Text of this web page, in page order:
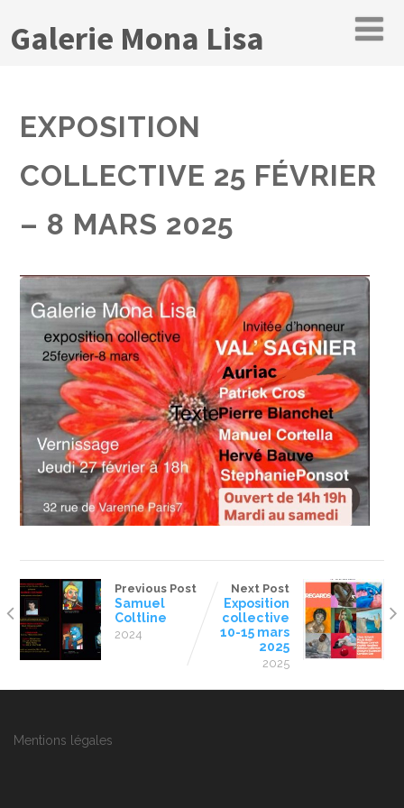
Galerie Mona Lisa
EXPOSITION
COLLECTIVE 25 FÉVRIER
– 8 MARS 2025
Previous Post
Samuel
Coltline
2024
Next Post
Exposition
collective
10-15 mars
2025
2025
Mentions légales